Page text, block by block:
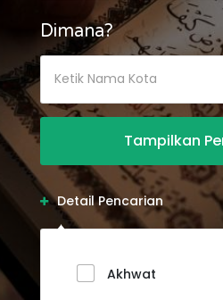
Dimana?
Detail Pencarian
Akhwat